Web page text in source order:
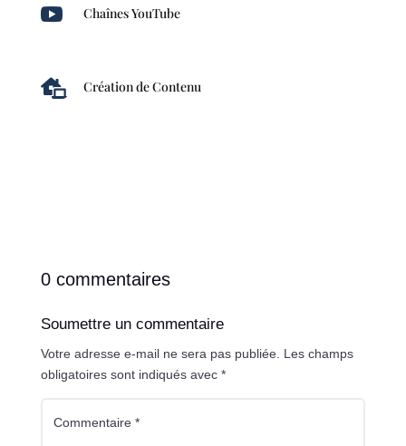
 Chaînes YouTube
 Création de Contenu
0 commentaires
Soumettre un commentaire
Votre adresse e-mail ne sera pas publiée. Les champs
obligatoires sont indiqués avec *